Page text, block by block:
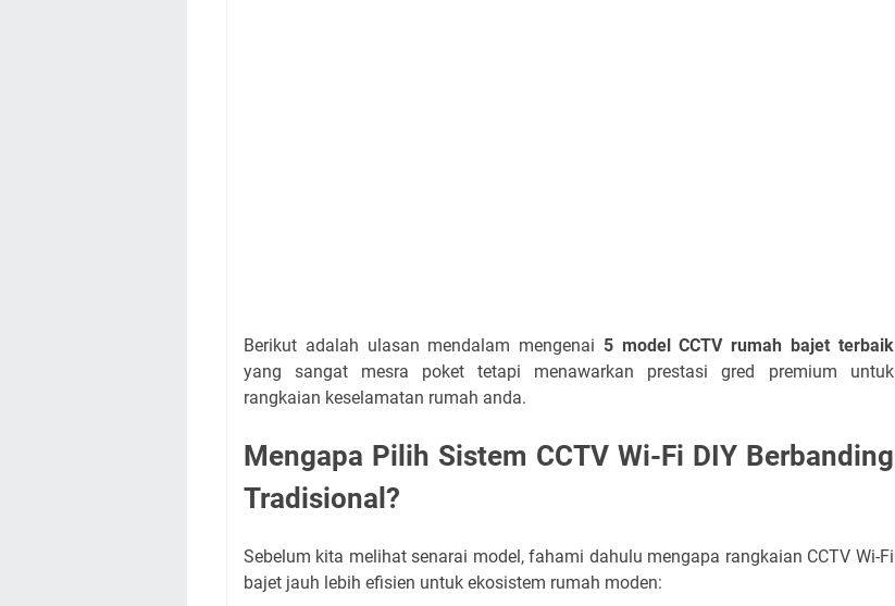
Berikut adalah ulasan mendalam mengenai 5 model CCTV rumah bajet terbaik
yang sangat mesra poket tetapi menawarkan prestasi gred premium untuk
rangkaian keselamatan rumah anda.
Mengapa Pilih Sistem CCTV Wi-Fi DIY Berbanding
Tradisional?
Sebelum kita melihat senarai model, fahami dahulu mengapa rangkaian CCTV Wi-Fi
bajet jauh lebih efisien untuk ekosistem rumah moden: